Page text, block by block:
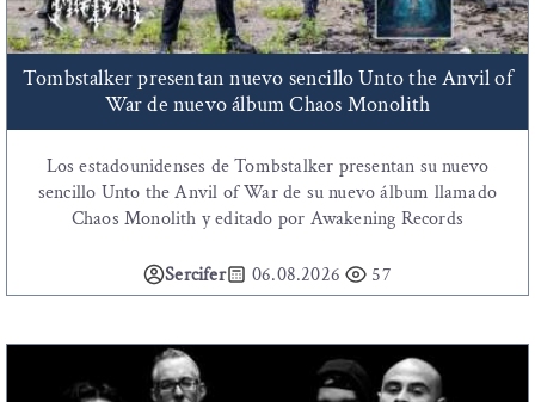
Tombstalker presentan nuevo sencillo Unto the Anvil of
War de nuevo álbum Chaos Monolith
Los estadounidenses de Tombstalker presentan su nuevo
sencillo Unto the Anvil of War de su nuevo álbum llamado
Chaos Monolith y editado por Awakening Records
Sercifer 06.08.2026 57